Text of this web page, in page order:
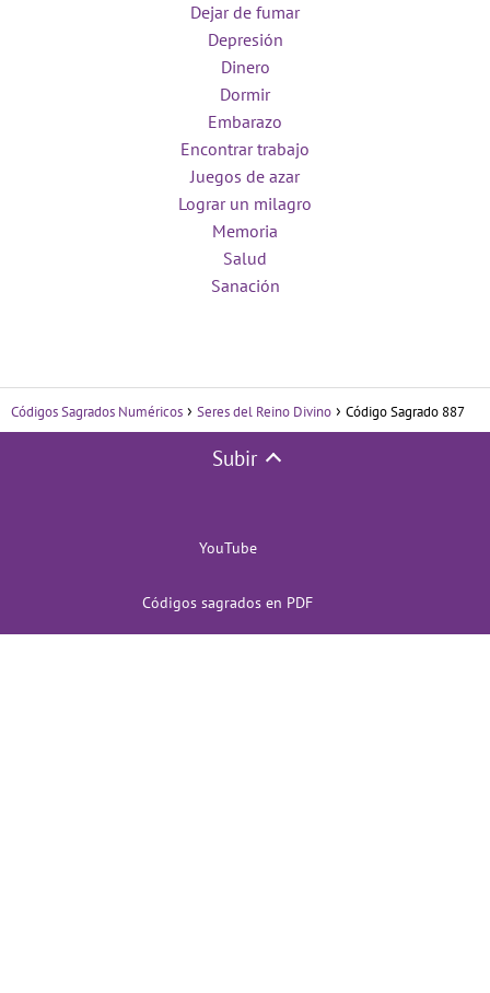
Dejar de fumar
Depresión
Dinero
Dormir
Embarazo
Encontrar trabajo
Juegos de azar
Lograr un milagro
Memoria
Salud
Sanación
Códigos Sagrados Numéricos Seres del Reino Divino Código Sagrado 887
Subir
YouTube
Códigos sagrados en PDF